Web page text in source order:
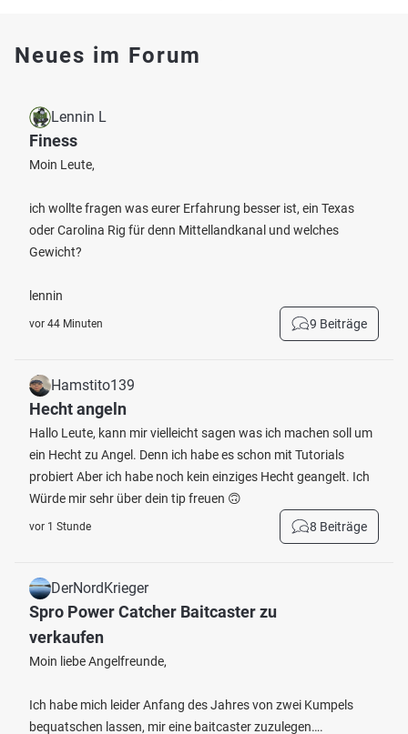
Neues im Forum
Lennin L
Finess
Moin Leute,
ich wollte fragen was eurer Erfahrung besser ist, ein Texas
oder Carolina Rig für denn Mittellandkanal und welches
Gewicht?
lennin
vor 44 Minuten 9 Beiträge
Hamstito139
Hecht angeln
Hallo Leute, kann mir vielleicht sagen was ich machen soll um
ein Hecht zu Angel. Denn ich habe es schon mit Tutorials
probiert Aber ich habe noch kein einziges Hecht geangelt. Ich
Würde mir sehr über dein tip freuen 🙃
vor 1 Stunde 8 Beiträge
DerNordKrieger
Spro Power Catcher Baitcaster zu
verkaufen
Moin liebe Angelfreunde,
Ich habe mich leider Anfang des Jahres von zwei Kumpels
bequatschen lassen, mir eine baitcaster zuzulegen….